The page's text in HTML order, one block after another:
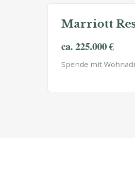
Marriott
ca. 225.000 €
Spende mit